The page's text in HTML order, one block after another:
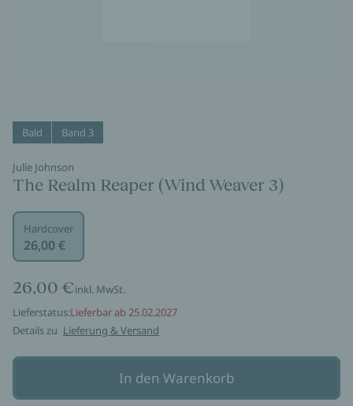
Bald Band 3
Julie Johnson
The Realm Reaper (Wind Weaver 3)
Hardcover
26,00 €
26,00 €inkl. MwSt.
Lieferstatus:Lieferbar ab 25.02.2027
Details zu Lieferung & Versand
In den Warenkorb